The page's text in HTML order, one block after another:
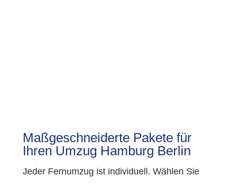
Maßgeschneiderte Pakete für
Ihren Umzug Hamburg Berlin
Jeder Fernumzug ist individuell. Wählen Sie